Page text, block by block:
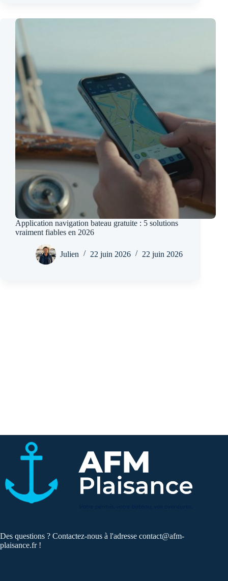
Application navigation bateau gratuite : 5 solutions
vraiment fiables en 2026
Julien 22 juin 2026 22 juin 2026
Des questions ? Contactez-nous à l'adresse contact@afm-
plaisance.fr!